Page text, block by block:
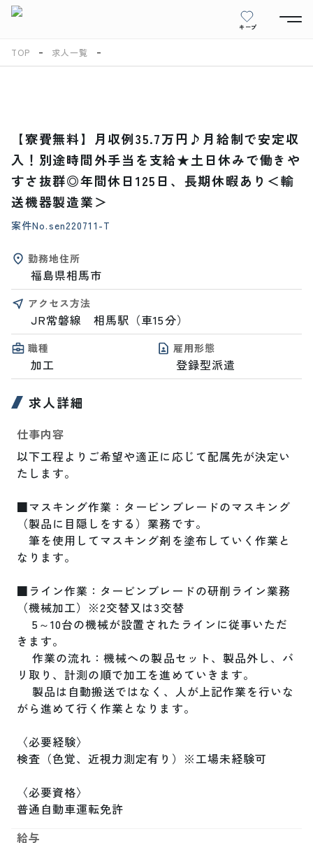
キープ
TOP 求人一覧
【寮費無料】月収例35.7万円♪月給制で安定収
入！別途時間外手当を支給★土日休みで働きや
すさ抜群◎年間休日125日、長期休暇あり＜輸
送機器製造業＞
案件No.sen220711-T
勤務地住所
福島県相馬市
アクセス方法
JR常磐線　相馬駅（車15分）
職種
加工
雇用形態
登録型派遣
求人詳細
仕事内容
以下工程よりご希望や適正に応じて配属先が決定い
たします。
■マスキング作業：タービンブレードのマスキング
（製品に目隠しをする）業務です。
筆を使用してマスキング剤を塗布していく作業と
なります。
■ライン作業：タービンブレードの研削ライン業務
（機械加工）※2交替又は3交替
5～10台の機械が設置されたラインに従事いただ
きます。
作業の流れ：機械への製品セット、製品外し、バ
リ取り、計測の順で加工を進めていきます。
製品は自動搬送ではなく、人が上記作業を行いな
がら進めて行く作業となります。
〈必要経験〉
検査（色覚、近視力測定有り）※工場未経験可
〈必要資格〉
普通自動車運転免許
給与